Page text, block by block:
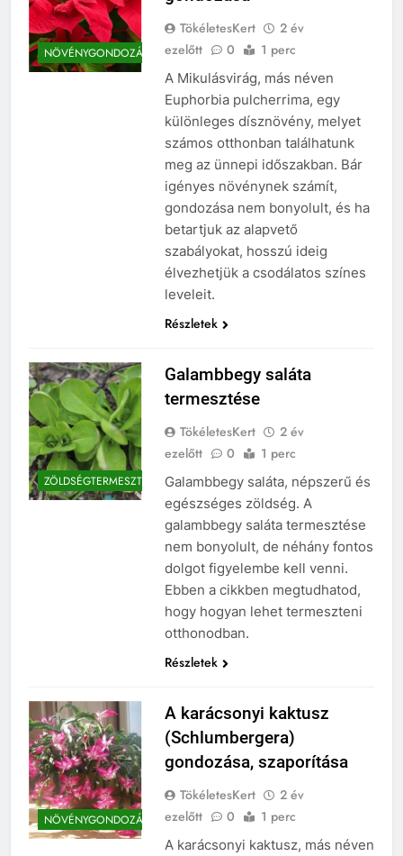
NÖVÉNYGONDOZÁS
TökéletesKert
2 év
ezelőtt
0 1 perc
A Mikulásvirág, más néven
Euphorbia pulcherrima, egy
különleges dísznövény, melyet
számos otthonban találhatunk
meg az ünnepi időszakban. Bár
igényes növénynek számít,
gondozása nem bonyolult, és ha
betartjuk az alapvető
szabályokat, hosszú ideig
élvezhetjük a csodálatos színes
leveleit.
Részletek
ZÖLDSÉGTERMESZTÉS
Galambbegy saláta
termesztése
TökéletesKert
2 év
ezelőtt
0 1 perc
Galambbegy saláta, népszerű és
egészséges zöldség. A
galambbegy saláta termesztése
nem bonyolult, de néhány fontos
dolgot figyelembe kell venni.
Ebben a cikkben megtudhatod,
hogy hogyan lehet termeszteni
otthonodban.
Részletek
NÖVÉNYGONDOZÁS
A karácsonyi kaktusz
(Schlumbergera)
gondozása, szaporítása
TökéletesKert
2 év
ezelőtt
0 1 perc
A karácsonyi kaktusz, más néven